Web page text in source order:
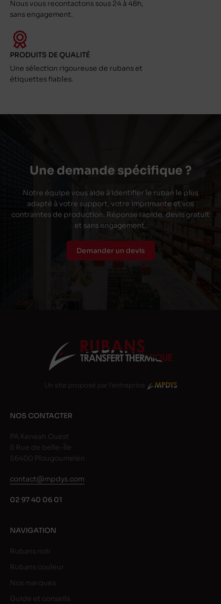
Nous vous recontactons sous 24 à 48h,
sans engagement.
PRODUITS DE QUALITÉ
Une sélection rigoureuse de rubans et
étiquettes fiables.
Une demande spécifique ?
Notre équipe vous aide à identifier le ruban le plus
adapté à votre support, votre imprimante et vos
contraintes de production. Réponse rapide, devis gratuit
et sans engagement.
Demander un devis
Un site proposé par l'entreprise
NOS CONTACTER
PA Keneah Ouest
5 Rue de belle-Île
56400 Plougoumelen
contact@mpdys.com
02 97 40 06 01
NAVIGATION
Rubans noir
Rubans couleur
Nos marques
Guide et conseils